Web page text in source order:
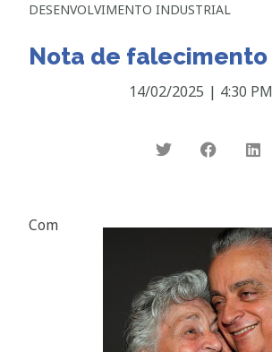
DESENVOLVIMENTO INDUSTRIAL
Nota de falecimento
14/02/2025 | 4:30 PM
Com